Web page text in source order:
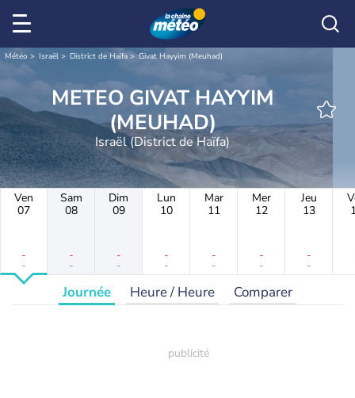
Météo Israël District de Haïfa Givat Hayyim (Meuhad)
METEO GIVAT HAYYIM
(MEUHAD)
Israël (District de Haïfa)
Ven
07
-
-
Sam
08
-
-
Dim
09
-
-
Lun
10
-
-
Mar
11
-
-
Mer
12
-
-
Jeu
13
-
-
Journée Heure / Heure Comparer